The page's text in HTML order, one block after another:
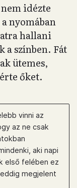
idézte
nyomában
hallani
színben. Fát
ütemes,
őket.
vinni az
az ne csak
aki napi
első felében ez
megjelent